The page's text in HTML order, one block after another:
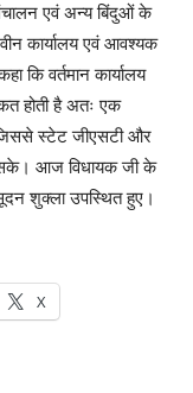
एवं अन्य बिंदुओं के
कार्यालय एवं आवश्यक
कि वर्तमान कार्यालय
होती है अतः एक
स्टेट जीएसटी और
सके। आज विधायक जी के
शुक्ला उपस्थित हुए।
X